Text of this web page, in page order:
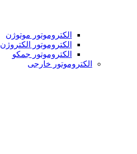
الکتروموتور موتوژن
الکتروموتور الکتروژن
الکتروموتور جمکو
الکتروموتور خارجی